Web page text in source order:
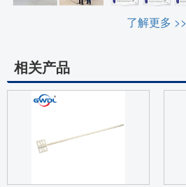
了解更多 >>
相关产品